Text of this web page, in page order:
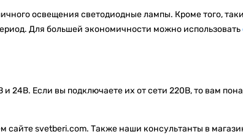
освещения светодиодные лампы. Кроме того,
Для большей экономичности можно использовать
24В. Если вы подключаете их от сети 220В, то вам
сайте svetberi.com. Также наши консультанты в